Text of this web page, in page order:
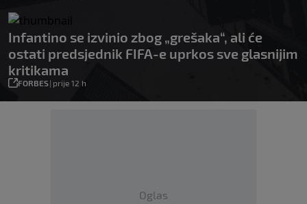
Infantino se izvinio zbog „grešaka“, ali će
ostati predsjednik FIFA-e uprkos sve glasnijim
kritikama
FORBES| prije 12 h
Oglas